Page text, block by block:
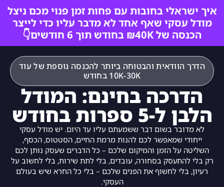
איך ישראלי בחובות עם פחות זמן פנוי מכם ניצל
מודל עסקי שאף אחד לא מדבר עליו כדי לייצר
הכנסה של ₪40K בחודש תוך 6 חודשים👇
הדרך הוודאית והבטוחה ביותר להכנסה נוספת של עוד
10K-30K בחודש
הדרכה בחינם: המודל
הלבן ל-5 ספרות בחודש
לא מדובר בשום דבר ששמעתם עליו עד היום. יש מודל עסקי
ייחודי שמאפשר לכם להנות מרמת החיים, הסטטוס, הכסף,
השליטה על הזמן והמיקום שלכם – כל הדברים שעסק נותן לכם
רק בלי להתעסק בסחורה, עובדים, בלי לתת שירות, בלי לחשוב על
רעיון, בלי לחשוף את הפנים שלכם – בלי כל החרא שיש בעולם
העסקי.